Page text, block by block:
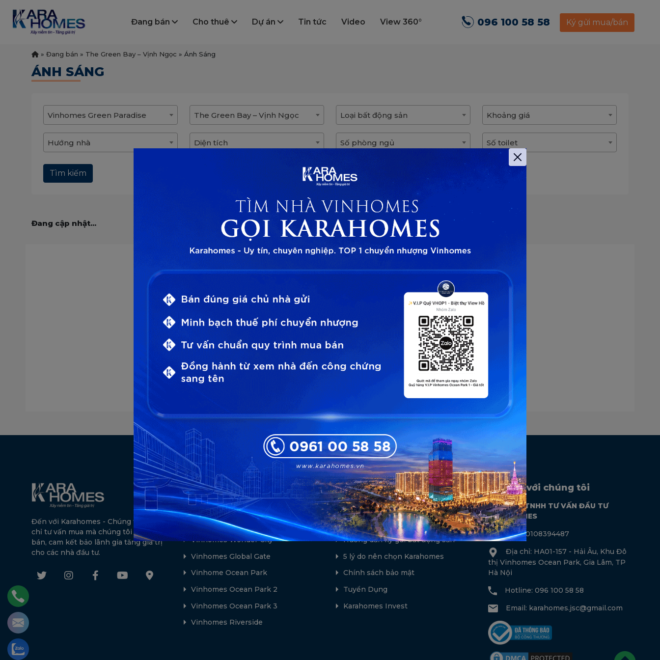
Đang bán Cho thuê Dự án Tin tức Video View 360° 096 100 58 58 Ký gửi mua/bán
» Đang bán » The Green Bay – Vịnh Ngọc » Ánh Sáng
ÁNH SÁNG
Vinhomes Green Paradise The Green Bay – Vịnh Ngọc Loại bất động sản Khoảng giá
Hướng nhà Diện tích Số phòng ngủ Số toilet
Tìm kiếm
Đang cập nhật...
Lựa chọn thời gian hỗ trợ tư vấn
* Chúng tôi cam kết bảo mật thông tin và sẽ không spam làm phiền quý khách hàng!
Đến với Karahomes - Chúng tôi không
chỉ tư vấn mua mà chúng tôi còn tư vấn
bán, cam kết bảo lãnh gia tăng giá trị
cho các nhà đầu tư.
Dự án nổi bật
Vinhomes Green Paradise
The Fullton - CapitaLand
Vinhomes Wonder City
Vinhomes Global Gate
Vinhome Ocean Park
Vinhomes Ocean Park 2
Vinhomes Ocean Park 3
Vinhomes Riverside
Hỗ trợ
Về chúng tôi - Karahomes
Hướng dẫn giao dịch bất động sản
Hướng dẫn ký gửi bất động sản
5 lý do nên chọn Karahomes
Chính sách bảo mật
Tuyển Dụng
Karahomes Invest
Liên hệ với chúng tôi
CÔNG TY TNHH TƯ VẤN ĐẦU TƯ
KARAHOMES
MST: 0108394487
Địa chỉ: HA01-157 - Hải Âu, Khu Đô
thị Vinhomes Ocean Park, Gia Lâm, TP
Hà Nội
Hotline: 096 100 58 58
Email: karahomes.jsc@gmail.com